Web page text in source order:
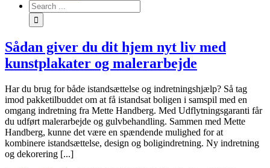
Sådan giver du dit hjem nyt liv med
kunstplakater og malerarbejde
Har du brug for både istandsættelse og indretningshjælp? Så tag
imod pakketilbuddet om at få istandsat boligen i samspil med en
omgang indretning fra Mette Handberg. Med Udflytningsgaranti får
du udført malerarbejde og gulvbehandling. Sammen med Mette
Handberg, kunne det være en spændende mulighed for at
kombinere istandsættelse, design og boligindretning. Ny indretning
og dekorering [...]